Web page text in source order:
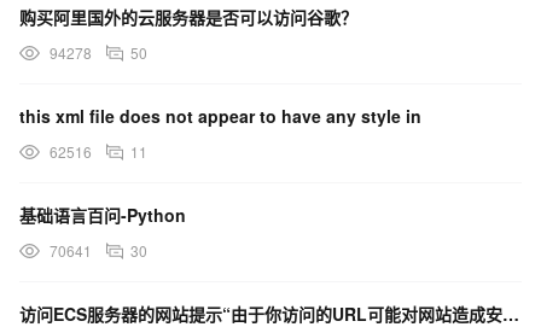
购买阿里国外的云服务器是否可以访问谷歌？
94278 50
this xml file does not appear to have any style in
62516 11
基础语言百问-Python
70641 30
访问ECS服务器的网站提示“由于你访问的URL可能对网站造成安全威胁，您的访问被阻断”，这是什么原因？